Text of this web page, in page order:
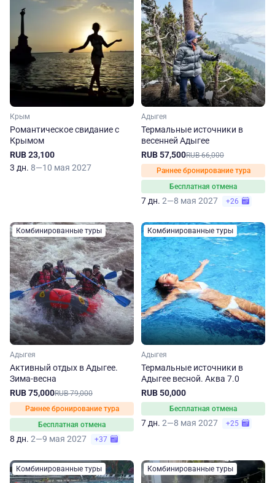
Крым
Романтическое свидание с
Крымом
RUB 23,100
3 дн. 8—10 мая 2027
Адыгея
Термальные источники в
весенней Адыгее
RUB 57,500RUB 66,000
Раннее бронирование тура
Бесплатная отмена
7 дн. 2—8 мая 2027 +26
Комбинированные туры
Адыгея
Активный отдых в Адыгее.
Зима-весна
RUB 75,000RUB 79,000
Раннее бронирование тура
Бесплатная отмена
8 дн. 2—9 мая 2027 +37
Комбинированные туры
Адыгея
Термальные источники в
Адыгее весной. Аква 7.0
RUB 50,000
Бесплатная отмена
7 дн. 2—8 мая 2027 +25
Комбинированные туры Комбинированные туры